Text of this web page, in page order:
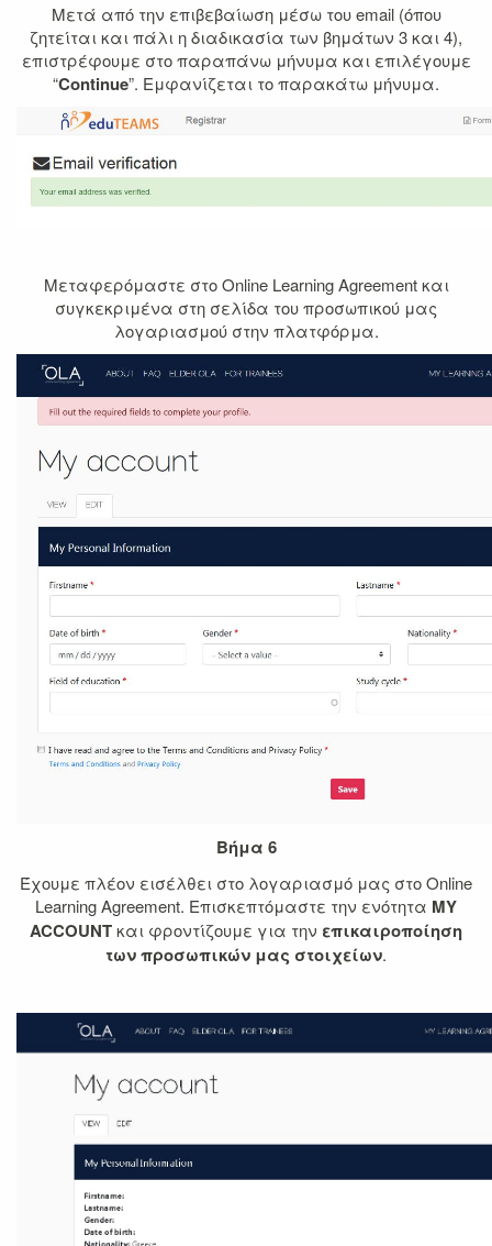
Μετά από την επιβεβαίωση μέσω του email (όπου
ζητείται και πάλι η διαδικασία των βημάτων 3 και 4),
επιστρέφουμε στο παραπάνω μήνυμα και επιλέγουμε
“Continue”. Εμφανίζεται το παρακάτω μήνυμα.
Μεταφερόμαστε στο Online Learning Agreement και
συγκεκριμένα στη σελίδα του προσωπικού μας
λογαριασμού στην πλατφόρμα.
Βήμα 6
Έχουμε πλέον εισέλθει στο λογαριασμό μας στο Online
Learning Agreement. Επισκεπτόμαστε την ενότητα MY
ACCOUNTκαι φροντίζουμε για την επικαιροποίηση
των προσωπικών μας στοιχείων.